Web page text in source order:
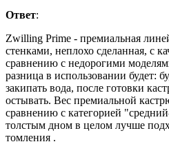
Ответ:
Zwilling Prime - премиальная
стенками, неплохо сделанная, с
сравнению с недорогими
разница в использовании будет:
закипать вода, после готовки
остывать. Вес премиальной
сравнению с категорией
толстым дном в целом лучше
томления .